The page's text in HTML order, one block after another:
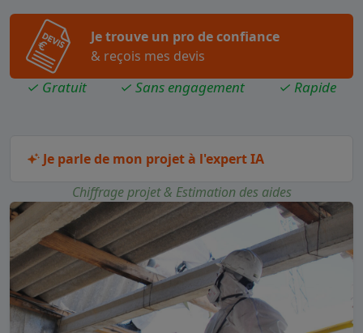
Je trouve un pro de confiance
& reçois mes devis
✓ Gratuit ✓ Sans engagement ✓ Rapide
Je parle de mon projet à l'expert IA
Chiffrage projet & Estimation des aides